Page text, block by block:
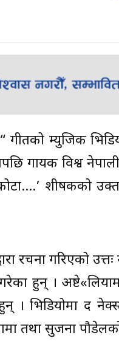
म्युजिक
गायक विश्व
शीर्षकको
रचना गरिएको
हुन् ।
हुन् । भिडियोमा द
तथा सुजना